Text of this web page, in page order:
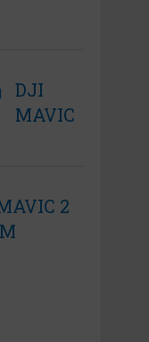
DJI
MAVIC
2